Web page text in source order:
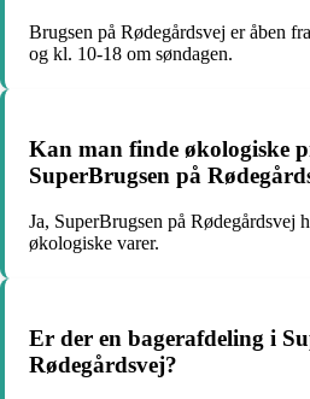
Brugsen på Rødegårdsvej er åben
og kl. 10-18 om søndagen.
Kan man finde økologiske
SuperBrugsen på
Ja, SuperBrugsen på Rødegårdsvej
økologiske varer.
Er der en bagerafdeling i
Rødegårdsvej?